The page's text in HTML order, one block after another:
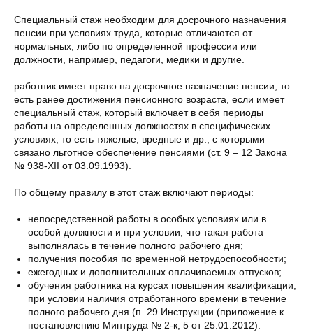
Специальный стаж необходим для досрочного назначения
пенсии при условиях труда, которые отличаются от
нормальных, либо по определенной профессии или
должности, например, педагоги, медики и другие.
работник имеет право на досрочное назначение пенсии, то
есть ранее достижения пенсионного возраста, если имеет
специальный стаж, который включает в себя периоды
работы на определенных должностях в специфических
условиях, то есть тяжелые, вредные и др., с которыми
связано льготное обеспечение пенсиями (ст. 9 – 12 Закона
№ 938-XII от 03.09.1993).
По общему правилу в этот стаж включают периоды:
непосредственной работы в особых условиях или в
особой должности и при условии, что такая работа
выполнялась в течение полного рабочего дня;
получения пособия по временной нетрудоспособности;
ежегодных и дополнительных оплачиваемых отпусков;
обучения работника на курсах повышения квалификации,
при условии наличия отработанного времени в течение
полного рабочего дня (п. 29 Инструкции (приложение к
постановлению Минтруда № 2-к, 5 от 25.01.2012).